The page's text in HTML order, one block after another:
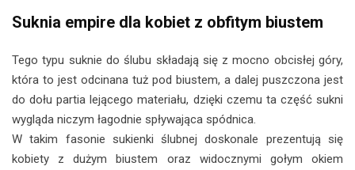
Suknia empire dla kobiet z obfitym biustem
Tego typu suknie do ślubu składają się z mocno obcisłej góry,
która to jest odcinana tuż pod biustem, a dalej puszczona jest
do dołu partia lejącego materiału, dzięki czemu ta część sukni
wygląda niczym łagodnie spływająca spódnica.
W takim fasonie sukienki ślubnej doskonale prezentują się
kobiety z dużym biustem oraz widocznymi gołym okiem